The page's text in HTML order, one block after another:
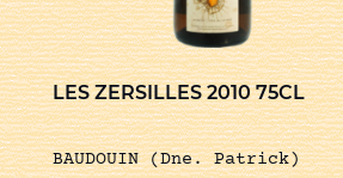
LES ZERSILLES 2010 75CL
BAUDOUIN (Dne. Patrick)